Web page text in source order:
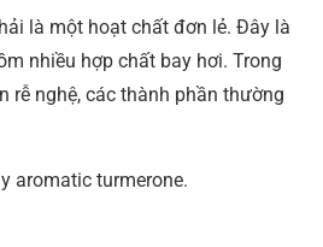
là một hoạt chất đơn lẻ. Đây là
nhiều hợp chất bay hơi. Trong
rễ nghệ, các thành phần thường
aromatic turmerone.